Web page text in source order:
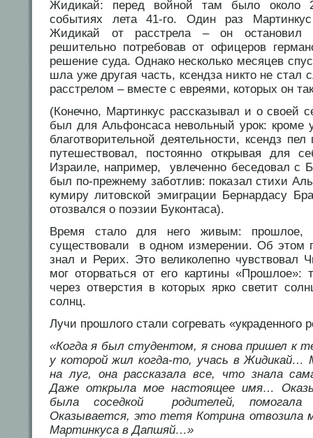
Жидикaй: перед войной там было около
событиях лета 41-го. Один раз
Жидикaй от расстрела – он остановил
решительно потребовав от офицеров
решение суда. Однако несколько месяцев
шла уже другая часть, ксендза никто не стал
расстрелом – вместе с евреями, которых он
(Конечно, Мартинкус рассказывал и о своей
был для Альфонсаса невольный урок: кроме
благотворительной деятельности, ксендз
путешествовал, постоянно открывая
Израиле, например, увлеченно беседовал с
был по-прежнему заботлив: показал стихи
кумиру литовской эмиграции Бернардасу
отозвался о поэзии Буконтаса).
Время стало для него живым: прошлое,
существовали в одном измерении. Об этом
знал и Рерих. Это великолепно чувствовал
мог оторваться от его картины «Прошлое»:
через отверстия в которых ярко светит
солнц.
Лучи прошлого стали согревать «украденного
«Когда я был студентом, я снова пришел к
у которой жил когда-то, учась в
на луг, она рассказала все, что знала
Даже открыла мое настоящее имя…
была соседкой родителей, помогала
Оказывается, это тетя Котрина отвозила
Мартинкуса в Дапшяй…»